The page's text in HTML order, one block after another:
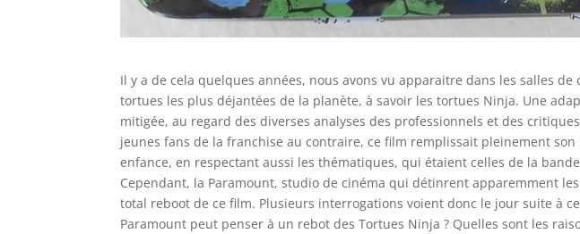
Il y a de cela quelques années, nous avons vu apparaitre dans les salles
tortues les plus déjantées de la planète, à savoir les tortues Ninja. Une
mitigée, au regard des diverses analyses des professionnels et des
jeunes fans de la franchise au contraire, ce film remplissait pleinement
enfance, en respectant aussi les thématiques, qui étaient celles de la
Cependant, la Paramount, studio de cinéma qui détinrent apparemment
total reboot de ce film. Plusieurs interrogations voient donc le jour suite à
Paramount peut penser à un rebot des Tortues Ninja ? Quelles sont les